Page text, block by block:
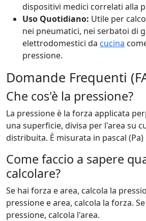
dispositivi medici correlati alla
Uso Quotidiano: Utile per
nei pneumatici, nei serbatoi di
elettrodomestici da cucina
pressione.
Domande Frequenti
Che cos'è la pressione?
La pressione è la forza applicata
una superficie, divisa per l'area su
distribuita. È misurata in pascal (Pa)
Come faccio a sapere
calcolare?
Se hai forza e area, calcola la
pressione e area, calcola la forza.
pressione, calcola l'area.